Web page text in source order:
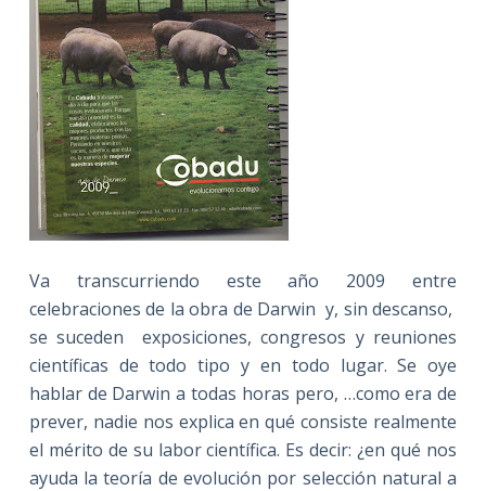
Va transcurriendo este año 2009 entre
celebraciones de la obra de Darwin y, sin descanso,
se suceden exposiciones, congresos y reuniones
científicas de todo tipo y en todo lugar. Se oye
hablar de Darwin a todas horas pero, …como era de
prever, nadie nos explica en qué consiste realmente
el mérito de su labor científica. Es decir: ¿en qué nos
ayuda la teoría de evolución por selección natural a